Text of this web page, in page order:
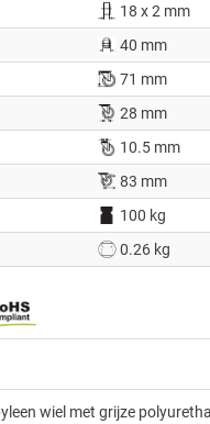
18 x 2 mm
40 mm
71 mm
28 mm
10.5 mm
83 mm
100 kg
0.26 kg
wiel met grijze